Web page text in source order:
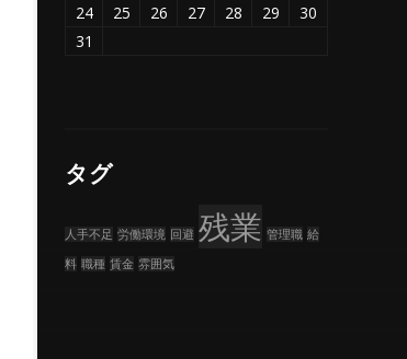
24
25 26 27 28 29
30
31
タグ
人手不足 労働環境 回避 残業 管理職 給
料 職種 賃金 雰囲気